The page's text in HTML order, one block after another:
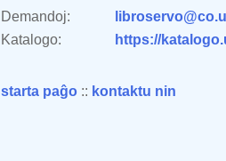
Demandoj:
Katalogo:
https://
starta paĝo :: kontaktu nin